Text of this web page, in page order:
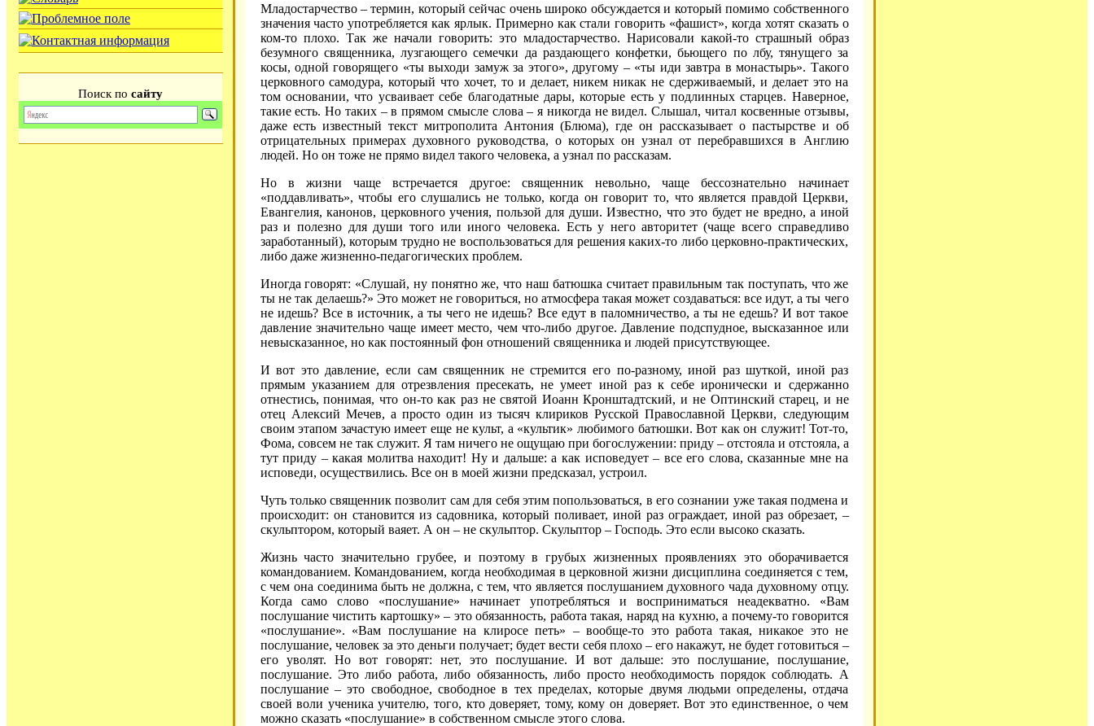
Поиск по сайту
Младостарчество – термин, который сейчас очень широко обсуждается и который помимо собственного
значения часто употребляется как ярлык. Примерно как стали говорить «фашист», когда хотят сказать о
ком-то плохо. Так же начали говорить: это младостарчество. Нарисовали какой-то страшный образ
безумного священника, лузгающего семечки да раздающего конфетки, бьющего по лбу, тянущего за
косы, одной говорящего «ты выходи замуж за этого», другому – «ты иди завтра в монастырь». Такого
церковного самодура, который что хочет, то и делает, никем никак не сдерживаемый, и делает это на
том основании, что усваивает себе благодатные дары, которые есть у подлинных старцев. Наверное,
такие есть. Но таких – в прямом смысле слова – я никогда не видел. Слышал, читал косвенные отзывы,
даже есть известный текст митрополита Антония (Блюма), где он рассказывает о пастырстве и об
отрицательных примерах духовного руководства, о которых он узнал от перебравшихся в Англию
людей. Но он тоже не прямо видел такого человека, а узнал по рассказам.
Но в жизни чаще встречается другое: священник невольно, чаще бессознательно начинает
«поддавливать», чтобы его слушались не только, когда он говорит то, что является правдой Церкви,
Евангелия, канонов, церковного учения, пользой для души. Известно, что это будет не вредно, а иной
раз и полезно для души того или иного человека. Есть у него авторитет (чаще всего справедливо
заработанный), которым трудно не воспользоваться для решения каких-то либо церковно-практических,
либо даже жизненно-педагогических проблем.
Иногда говорят: «Слушай, ну понятно же, что наш батюшка считает правильным так поступать, что же
ты не так делаешь?» Это может не говориться, но атмосфера такая может создаваться: все идут, а ты чего
не идешь? Все в источник, а ты чего не идешь? Все едут в паломничество, а ты не едешь? И вот такое
давление значительно чаще имеет место, чем что-либо другое. Давление подспудное, высказанное или
невысказанное, но как постоянный фон отношений священника и людей присутствующее.
И вот это давление, если сам священник не стремится его по-разному, иной раз шуткой, иной раз
прямым указанием для отрезвления пресекать, не умеет иной раз к себе иронически и сдержанно
отнестись, понимая, что он-то как раз не святой Иоанн Кронштадтский, и не Оптинский старец, и не
отец Алексий Мечев, а просто один из тысяч клириков Русской Православной Церкви, следующим
своим этапом зачастую имеет еще не культ, а «культик» любимого батюшки. Вот как он служит! Тот-то,
Фома, совсем не так служит. Я там ничего не ощущаю при богослужении: приду – отстояла и отстояла, а
тут приду – какая молитва находит! Ну и дальше: а как исповедует – все его слова, сказанные мне на
исповеди, осуществились. Все он в моей жизни предсказал, устроил.
Чуть только священник позволит сам для себя этим попользоваться, в его сознании уже такая подмена и
происходит: он становится из садовника, который поливает, иной раз ограждает, иной раз обрезает, –
скульптором, который ваяет. А он – не скульптор. Скульптор – Господь. Это если высоко сказать.
Жизнь часто значительно грубее, и поэтому в грубых жизненных проявлениях это оборачивается
командованием. Командованием, когда необходимая в церковной жизни дисциплина соединяется с тем,
с чем она соединима быть не должна, с тем, что является послушанием духовного чада духовному отцу.
Когда само слово «послушание» начинает употребляться и восприниматься неадекватно. «Вам
послушание чистить картошку» – это обязанность, работа такая, наряд на кухню, а почему-то говорится
«послушание». «Вам послушание на клиросе петь» – вообще-то это работа такая, никакое это не
послушание, человек за это деньги получает; будет вести себя плохо – его накажут, не будет готовиться –
его уволят. Но вот говорят: нет, это послушание. И вот дальше: это послушание, послушание,
послушание. Это либо работа, либо обязанность, либо просто необходимость порядок соблюдать. А
послушание – это свободное, свободное в тех пределах, которые двумя людьми определены, отдача
своей воли ученика учителю, того, кто доверяет, тому, кому он доверяет. Вот это единственное, о чем
можно сказать «послушание» в собственном смысле этого слова.